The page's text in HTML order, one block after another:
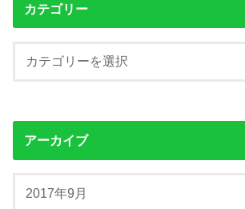
カテゴリー
アーカイブ